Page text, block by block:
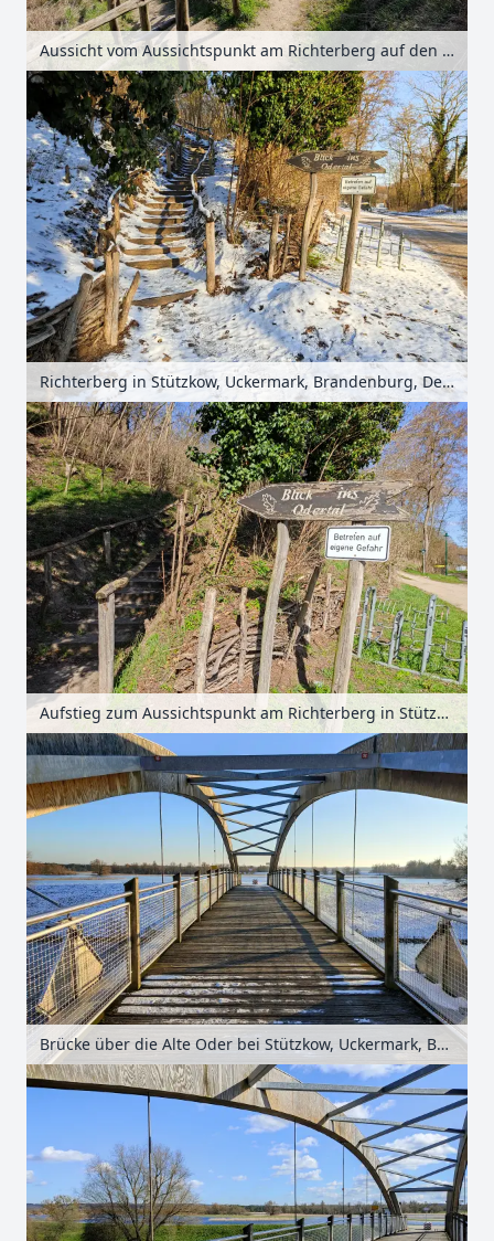
Aussicht vom Aussichtspunkt am Richterberg auf den Nationalpark Unteres Odertal bei Stützkow, Uckermark, Brandenburg, Deutschland
Richterberg in Stützkow, Uckermark, Brandenburg, Deutschland
Aufstieg zum Aussichtspunkt am Richterberg in Stützkow, Uckermark, Brandenburg, Deutschland
Brücke über die Alte Oder bei Stützkow, Uckermark, Brandenburg, Deutschland